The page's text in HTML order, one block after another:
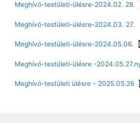
Meghívó-testületi-ülésre-2024.02. 28.
Meghívó-testületi-ülésre-2024.03. 27.
Meghívó-testületi-ülésre-2024.05.06.
Meghívó-testületi-ülésre -
Meghívó-testületi ülésre – 2025.05.26